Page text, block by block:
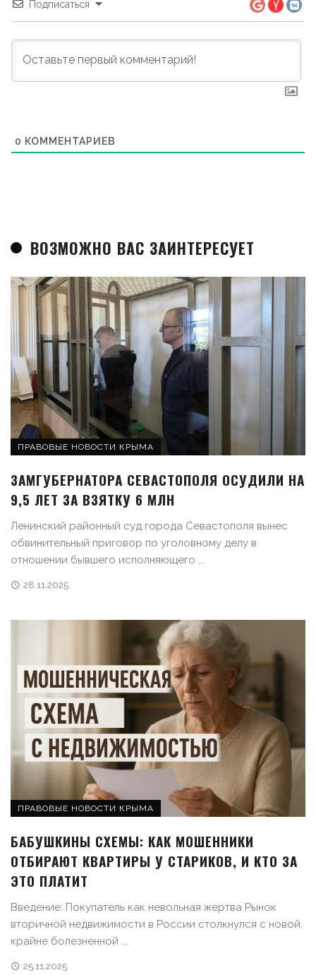
Подписаться
0 КОММЕНТАРИЕВ
ВОЗМОЖНО ВАС ЗАИНТЕРЕСУЕТ
ПРАВОВЫЕ НОВОСТИ КРЫМА
ЗАМГУБЕРНАТОРА СЕВАСТОПОЛЯ ОСУДИЛИ НА
9,5 ЛЕТ ЗА ВЗЯТКУ 6 МЛН
Ленинский районный суд города Севастополя вынес
обвинительный приговор по уголовному делу в
отношении бывшего исполняющего ...
28.11.2025
ПРАВОВЫЕ НОВОСТИ КРЫМА
БАБУШКИНЫ СХЕМЫ: КАК МОШЕННИКИ
ОТБИРАЮТ КВАРТИРЫ У СТАРИКОВ, И КТО ЗА
ЭТО ПЛАТИТ
Введение: Покупатель как невольная жертва Рынок
вторичной недвижимости в России столкнулся с новой,
крайне болезненной ...
25.11.2025